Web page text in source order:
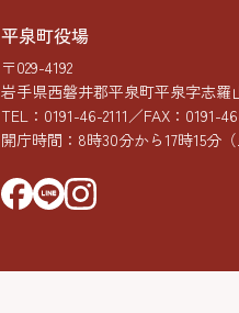
平泉町役場
〒029-4192
岩手県西磐井郡平泉町平泉字志羅
TEL： 0191-46-2111／FAX：0191-
開庁時間：8時30分から17時15分